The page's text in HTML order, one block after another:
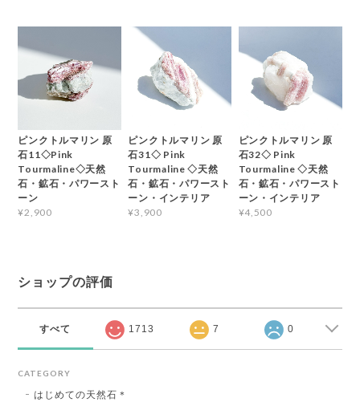
ピンクトルマリン 原
石11◇Pink
Tourmaline◇天然
石・鉱石・パワースト
ーン
¥2,900
ピンクトルマリン 原
石31◇ Pink
Tourmaline ◇天然
石・鉱石・パワースト
ーン・インテリア
¥3,900
ピンクトルマリン 原
石32◇ Pink
Tourmaline ◇天然
石・鉱石・パワースト
ーン・インテリア
¥4,500
ショップの評価
すべて 1713 7 0
CATEGORY
はじめての天然石＊